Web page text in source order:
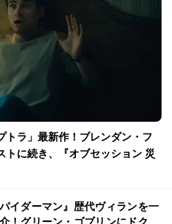
トラ」最新作！ブレンダン・フ
トに続き、『オブセッション 災
パイダーマン』歴代ヴィランを一
！グリーン・ゴブリンにドク